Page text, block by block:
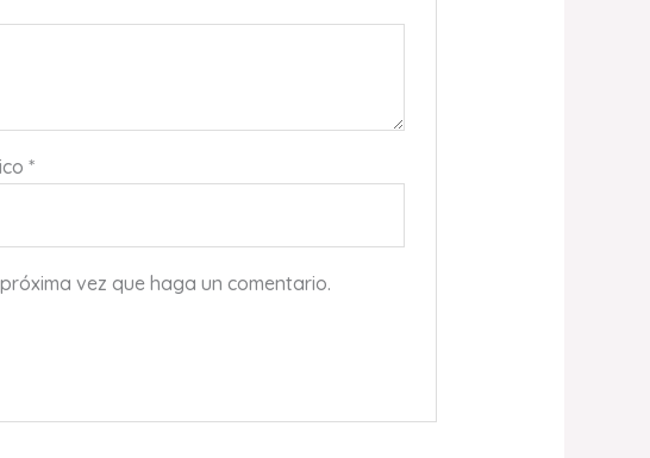
*
vez que haga un comentario.